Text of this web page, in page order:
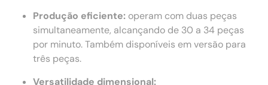
Produção eficiente: operam com duas peças
simultaneamente, alcançando de 30 a 34 peças
por minuto. Também disponíveis em versão para
três peças.
Versatilidade dimensional: